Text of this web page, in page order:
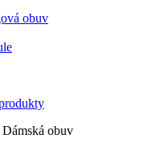
obuv
Dámská obuv